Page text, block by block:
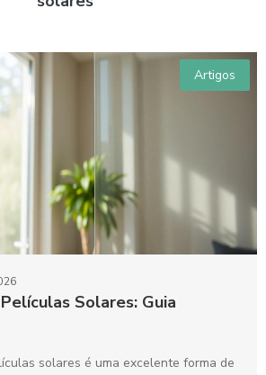
Artigos
Solares: Guia
solares é uma excelente forma de